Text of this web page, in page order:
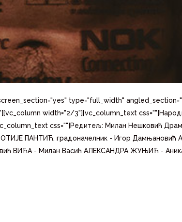
type="full_width"
width="2/3"][vc_column_text
css=""]Редитељ: Милан Нешковић
ПАНТИЋ, градоначелник - Игор
ВИЋА - Милан Васић АЛЕКСАНДРА ЖУЊИЋ -